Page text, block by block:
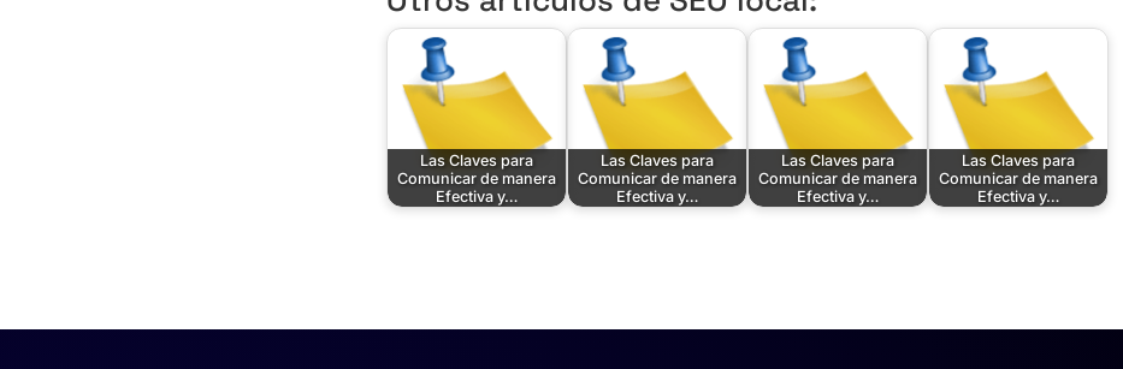
Las Claves para
Comunicar de manera
Efectiva y…
Las Claves para
Comunicar de manera
Efectiva y…
Las Claves para
Comunicar de manera
Efectiva y…
Las Claves para
Comunicar de manera
Efectiva y…